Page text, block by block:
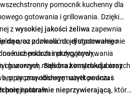
pomocnik kuchenny dla
gotowania i grillowania. Dzięki
zwysokiej jakości żeliwa zapewnia
oraz zdolność do długotrwałego
podczas przygotowywania
warzyw, mięs oraz innych ulubionych
dno, co pozwala na jej stosowanie nie
kuchenkach indukcyjnych,
i gazowych.Solidna konstrukcja oraz
obsługę nawet podczas
porcji potraw.
przy prawidłowym użytkowaniu i
naturalnie nieprzywierającą, która